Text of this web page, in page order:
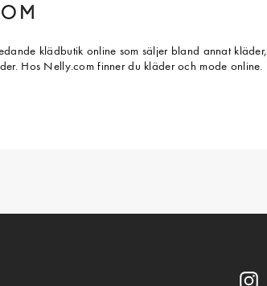
klädbutik online som säljer bland annat kläder,
Hos Nelly.com finner du kläder och mode online.